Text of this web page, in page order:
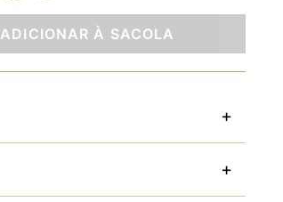
ADICIONAR À SACOLA